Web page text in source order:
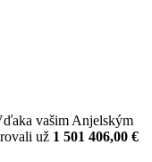
vašim Anjelským
už 1 501 406,00 €